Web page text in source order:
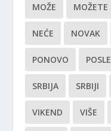
MOŽE MOŽETE
NEĆE NOVAK
PONOVO POSLE
SRBIJA SRBIJI
VIKEND VIŠE